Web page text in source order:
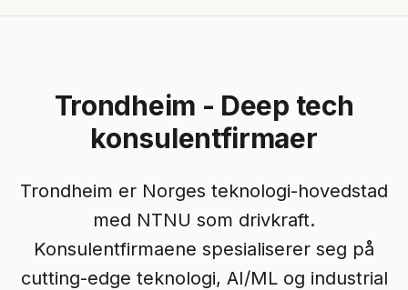
Trondheim - Deep tech
konsulentfirmaer
Trondheim er Norges teknologi-hovedstad
med NTNU som drivkraft.
Konsulentfirmaene spesialiserer seg på
cutting-edge teknologi, AI/ML og industrial